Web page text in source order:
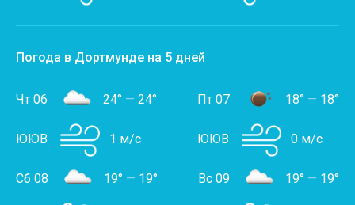
Погода в Дортмунде на 5 дней
Чт 06 24° — 24°
ЮЮВ 1 м/с
Пт 07 18° — 18°
ЮЮВ 0 м/с
Сб 08 19° — 19° Вс 09 19° — 19°